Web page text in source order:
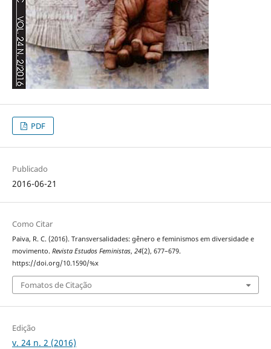
PDF
Publicado
2016-06-21
Como Citar
Paiva, R. C. (2016). Transversalidades: gênero e feminismos em diversidade e
movimento. Revista Estudos Feministas, 24(2), 677–679.
https://doi.org/10.1590/%x
Fomatos de Citação
Edição
v. 24 n. 2 (2016)